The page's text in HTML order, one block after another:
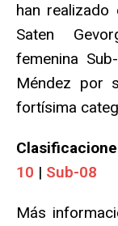
han realizado
Saten
femenina
Méndez por
fortísima
10 | Sub-08
Más